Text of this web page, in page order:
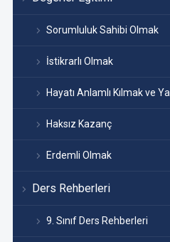
Sorumluluk Sahibi Olmak
İstikrarlı Olmak
Hayatı Anlamlı Kılmak ve
Haksız Kazanç
Erdemli Olmak
Ders Rehberleri
9. Sınıf Ders Rehberleri